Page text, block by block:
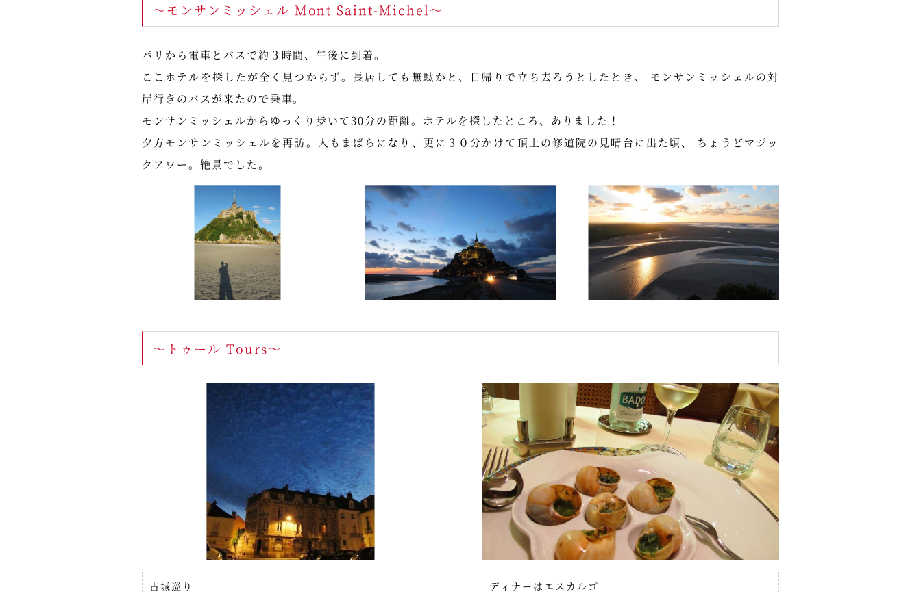
～モンサンミッシェル Mont Saint-Michel～
パリから電車とバスで約３時間、午後に到着。
ここホテルを探したが全く見つからず。長居しても無駄かと、日帰りで立ち去ろうとしたとき、 モンサンミッシェルの対
岸行きのバスが来たので乗車。
モンサンミッシェルからゆっくり歩いて30分の距離。ホテルを探したところ、ありました！
夕方モンサンミッシェルを再訪。人もまばらになり、更に３０分かけて頂上の修道院の見晴台に出た頃、 ちょうどマジッ
クアワー。絶景でした。
～トゥール Tours～
古城巡り ディナーはエスカルゴ